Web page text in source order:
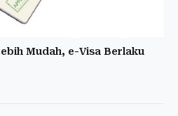
Mudah, e-Visa Berlaku